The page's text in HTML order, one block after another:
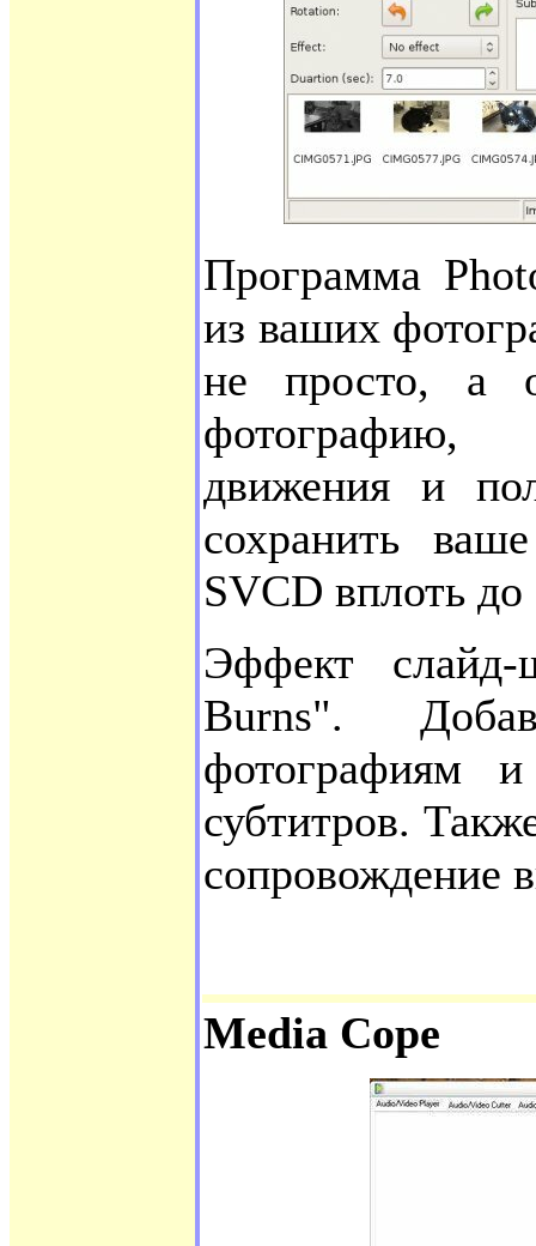
Программа
из ваших
не просто, а
фотографию,
движения и
сохранить
SVCD вплоть
Эффект
Burns".
фотографиям
субтитров.
сопровождение
Media Cope